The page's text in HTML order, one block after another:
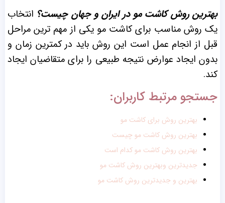
بهترین روش کاشت مو در ایران و جهان چیست؟ انتخاب
یک روش مناسب برای کاشت مو یکی از مهم ترین مراحل
قبل از انجام عمل است این روش باید در کمترین زمان و
بدون ایجاد عوارض نتیجه طبیعی را برای متقاضیان ایجاد
کند.
جستجو مرتبط کاربران:
بهترین روش برای کاشت مو
بهترین روش کاشت مو چیست
بهترین روش کاشت مو کدام است
جدیدترین وبهترین روش کاشت مو
بهترین و جدیدترین روش کاشت مو